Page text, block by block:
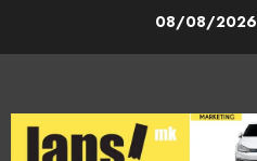
08/08/2026